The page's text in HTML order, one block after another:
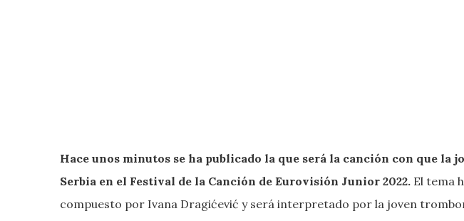
Hace unos minutos se ha publicado la que será la canción con que la
Serbia en el Festival de la Canción de Eurovisión Junior 2022. El tema
compuesto por Ivana Dragićević y será interpretado por la joven